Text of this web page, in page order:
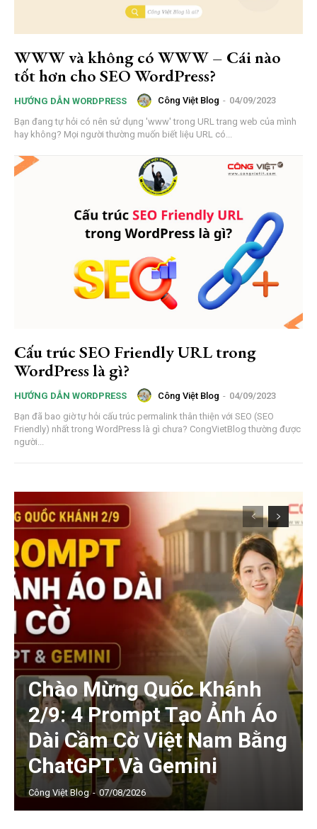
WWW và không có WWW – Cái nào
tốt hơn cho SEO WordPress?
HƯỚNG DẪN WORDPRESS Công Việt Blog - 04/09/2023
Bạn đang tự hỏi có nên sử dụng 'www' trong URL trang web của mình
hay không? Mọi người thường muốn biết liệu URL có...
Cấu trúc SEO Friendly URL trong
WordPress là gì?
HƯỚNG DẪN WORDPRESS Công Việt Blog - 04/09/2023
Bạn đã bao giờ tự hỏi cấu trúc permalink thân thiện với SEO (SEO
Friendly) nhất trong WordPress là gì chưa? CongVietBlog thường được
người...
Chào Mừng Quốc Khánh
2/9: 4 Prompt Tạo Ảnh Áo
Dài Cầm Cờ Việt Nam Bằng
ChatGPT Và Gemini
Công Việt Blog - 07/08/2026